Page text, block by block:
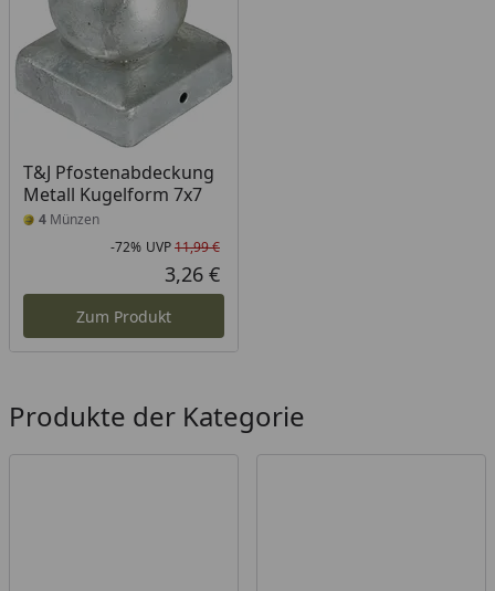
T&J Pfostenabdeckung
Metall Kugelform 7x7
4 Münzen
Rabatt in Prozent
-72%
Ursprünglicher Preis
UVP11,99 €
Aktueller Preis
3,26 €
Zum Produkt
Produkte der Kategorie